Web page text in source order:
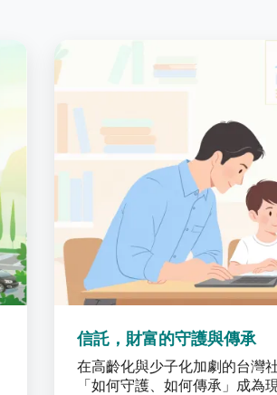
信託，財富的守護與傳承
在高齡化與少子化加劇的台灣
「如何守護、如何傳承」成為